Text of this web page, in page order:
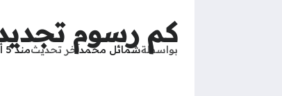
كم رسوم تجديد
بواسطةشمائل محمدآخر تحديثمنذ 5 أشهر